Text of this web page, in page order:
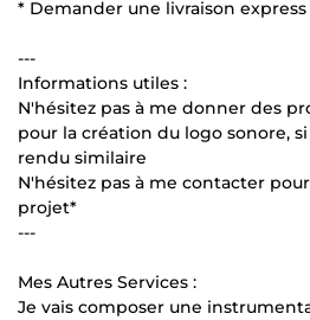
* Demander une livraison express
---
Informations utiles :
N'hésitez pas à me donner des
pour la création du logo sonore,
rendu similaire
N'hésitez pas à me contacter
projet*
---
Mes Autres Services :
Je vais composer une